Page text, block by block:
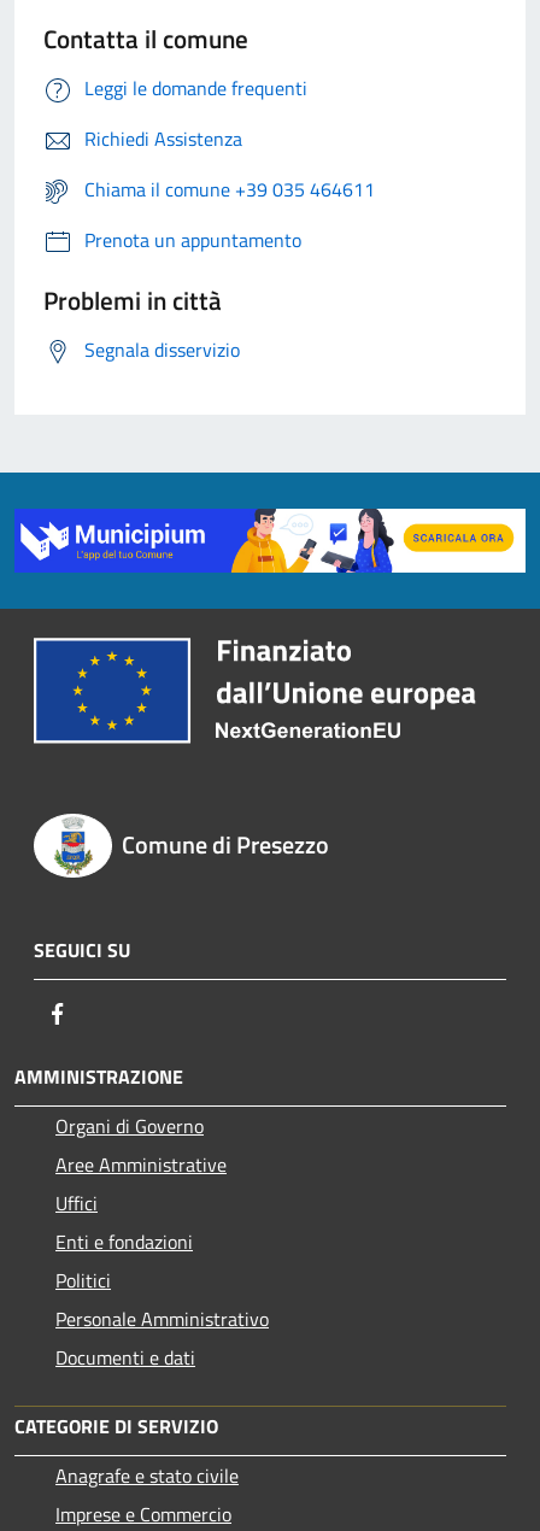
Contatta il comune
Leggi le domande frequenti
Richiedi Assistenza
Chiama il comune +39 035 464611
Prenota un appuntamento
Problemi in città
Segnala disservizio
Comune di Presezzo
SEGUICI SU
AMMINISTRAZIONE
Organi di Governo
Aree Amministrative
Uffici
Enti e fondazioni
Politici
Personale Amministrativo
Documenti e dati
CATEGORIE DI SERVIZIO
Anagrafe e stato civile
Imprese e Commercio